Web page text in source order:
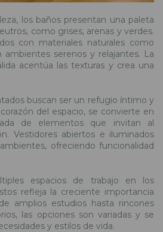
los baños presentan una paleta
como grises, arenas y verdes.
con materiales naturales como
ambientes serenos y relajantes. La
acentúa las texturas y crea una
buscan ser un refugio íntimo y
del espacio, se convierte en
de elementos que invitan al
Vestidores abiertos e iluminados
ofreciendo funcionalidad
espacios de trabajo en los
refleja la creciente importancia
amplios estudios hasta rincones
las opciones son variadas y se
y estilos de vida.